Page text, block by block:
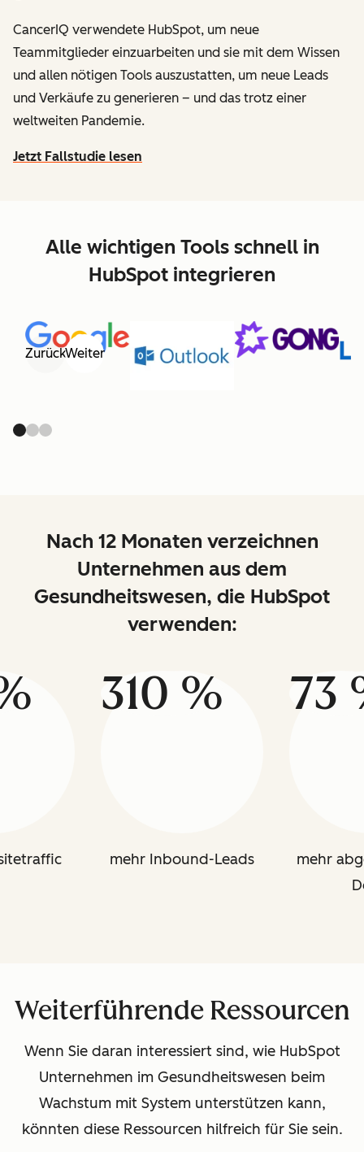
CancerIQ verwendete HubSpot, um neue
Teammitglieder einzuarbeiten und sie mit dem Wissen
und allen nötigen Tools auszustatten, um neue Leads
und Verkäufe zu generieren – und das trotz einer
weltweiten Pandemie.
Jetzt Fallstudie lesen
Alle wichtigen Tools schnell in
HubSpot integrieren
ZurückWeiter
Nach 12 Monaten verzeichnen
Unternehmen aus dem
Gesundheitswesen, die HubSpot
verwenden:
310 %
mehr Inbound-Leads
73
mehr
Weiterführende Ressourcen
Wenn Sie daran interessiert sind, wie HubSpot
Unternehmen im Gesundheitswesen beim
Wachstum mit System unterstützen kann,
könnten diese Ressourcen hilfreich für Sie sein.